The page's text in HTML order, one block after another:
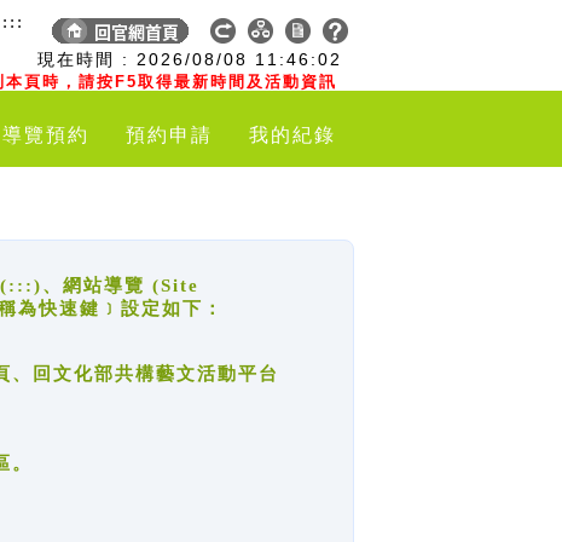
現在時間 : 2026/08/08 11:46:03
頁時，請按F5取得最新時間及活動資訊
:::
導覽預約 預約申請 我的紀錄
(:::)、網站導覽 (Site
快速鍵﹞設定如下：
回文化部共構藝文活動平台